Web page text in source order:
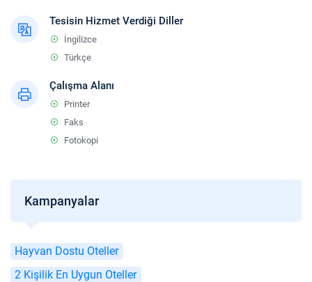
Tesisin Hizmet Verdiği Diller
İngilizce
Türkçe
Çalışma Alanı
Printer
Faks
Fotokopi
Kampanyalar
Hayvan Dostu Oteller
2 Kişilik En Uygun Oteller